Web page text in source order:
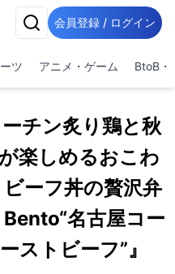
会員登録 / ログイン
ツ アニメ・ゲーム BtoB・
ーチン炙り鶏と秋
楽しめるおこわ
ーフ丼の贅沢弁
名古屋コー
ストビーフ”』